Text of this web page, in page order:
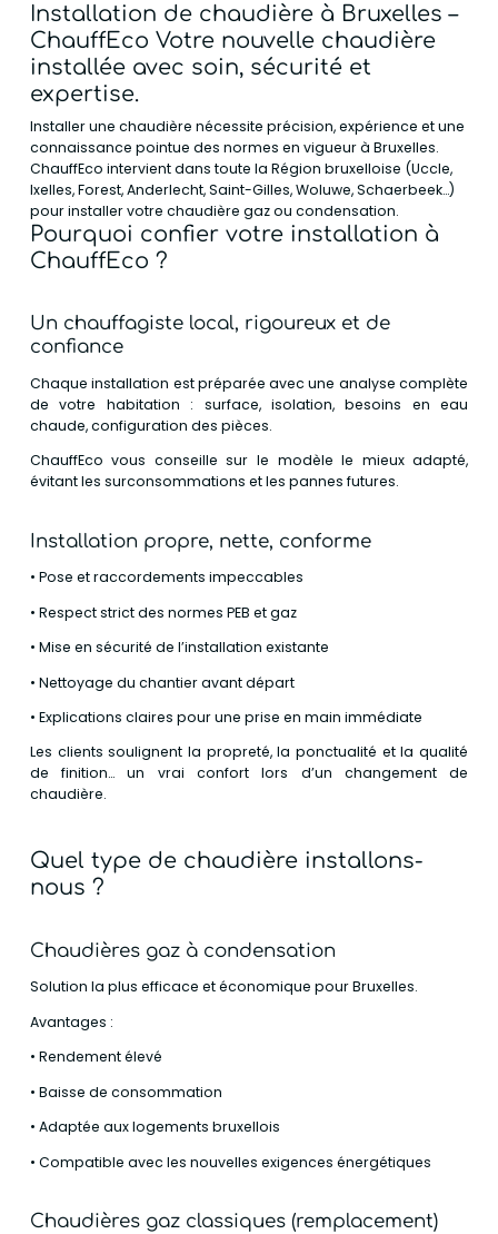
Installation de chaudière à Bruxelles –
ChauffEco Votre nouvelle chaudière
installée avec soin, sécurité et
expertise.
Installer une chaudière nécessite précision, expérience et une
connaissance pointue des normes en vigueur à Bruxelles.
ChauffEco intervient dans toute la Région bruxelloise (Uccle,
Ixelles, Forest, Anderlecht, Saint-Gilles, Woluwe, Schaerbeek…)
pour installer votre chaudière gaz ou condensation.
Pourquoi confier votre installation à
ChauffEco ?
Un chauffagiste local, rigoureux et de
confiance
Chaque installation est préparée avec une analyse complète
de votre habitation : surface, isolation, besoins en eau
chaude, configuration des pièces.
ChauffEco vous conseille sur le modèle le mieux adapté,
évitant les surconsommations et les pannes futures.
Installation propre, nette, conforme
• Pose et raccordements impeccables
• Respect strict des normes PEB et gaz
• Mise en sécurité de l’installation existante
• Nettoyage du chantier avant départ
• Explications claires pour une prise en main immédiate
Les clients soulignent la propreté, la ponctualité et la qualité
de finition… un vrai confort lors d’un changement de
chaudière.
Quel type de chaudière installons-
nous ?
Chaudières gaz à condensation
Solution la plus efficace et économique pour Bruxelles.
Avantages :
• Rendement élevé
• Baisse de consommation
• Adaptée aux logements bruxellois
• Compatible avec les nouvelles exigences énergétiques
Chaudières gaz classiques (remplacement)